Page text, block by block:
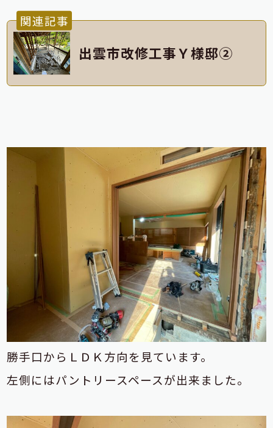
関連記事
出雲市改修工事Ｙ様邸②
勝手口からＬＤＫ方向を見ています。
左側にはパントリースペースが出来ました。